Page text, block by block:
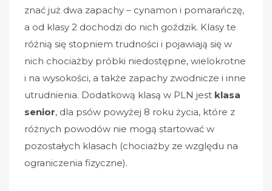
znać już dwa zapachy – cynamon i pomarańczę,
a od klasy 2 dochodzi do nich goździk. Klasy te
różnią się stopniem trudności i pojawiają się w
nich chociażby próbki niedostępne, wielokrotne
i na wysokości, a także zapachy zwodnicze i inne
utrudnienia. Dodatkową klasą w PLN jest klasa
senior, dla psów powyżej 8 roku życia, które z
różnych powodów nie mogą startować w
pozostałych klasach (chociażby ze względu na
ograniczenia fizyczne).